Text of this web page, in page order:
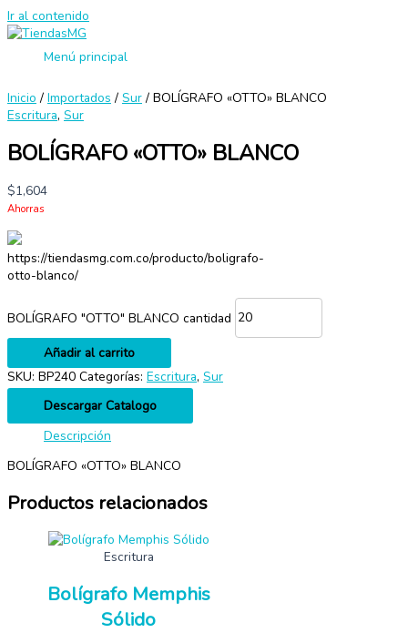
Ir al contenido
Menú principal
Inicio / Importados / Sur / BOLÍGRAFO «OTTO» BLANCO
Escritura, Sur
BOLÍGRAFO «OTTO» BLANCO
$1,604
Ahorras
https://tiendasmg.com.co/producto/boligrafo-
otto-blanco/
BOLÍGRAFO "OTTO" BLANCO cantidad
Añadir al carrito
SKU: BP240 Categorías: Escritura, Sur
Descargar Catalogo
Descripción
BOLÍGRAFO «OTTO» BLANCO
Productos relacionados
Escritura
Bolígrafo Memphis
Sólido